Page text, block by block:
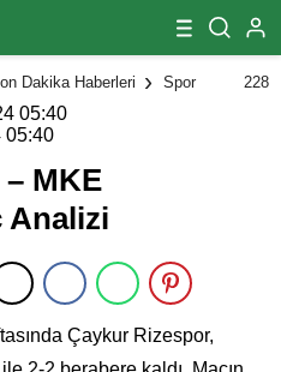
Dakika Haberleri Spor 228
05:40
05:40
MKE
Analizi
Çaykur Rizespor,